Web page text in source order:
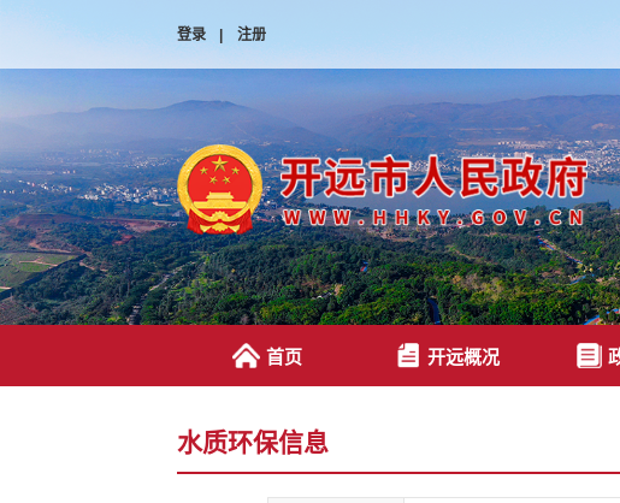
登录 | 注册
首页 开远概况
水质环保信息